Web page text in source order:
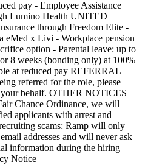
pay - Employee Assistance
Lumino Health UNITED
through Freedom Elite -
eMed x Livi - Workplace pension
option - Parental leave: up to
8 weeks (bonding only) at 100%
at reduced pay REFERRAL
referred for the role, please
your behalf. OTHER NOTICES
Chance Ordinance, we will
applicants with arrest and
scams: Ramp will only
addresses and will never ask
information during the hiring
Notice